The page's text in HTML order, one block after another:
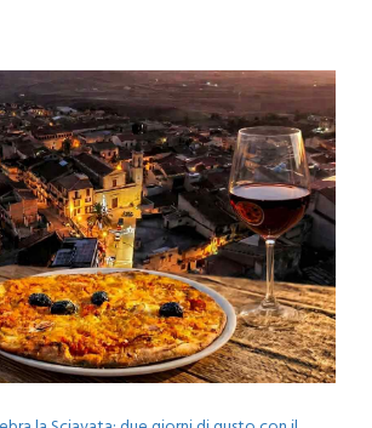
la Sciavata: due giorni di gusto con il
e Poveri